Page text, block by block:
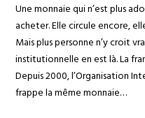
Une monnaie qui n’est plus
acheter. Elle circule encore,
Mais plus personne n’y croit
institutionnelle en est là. La
Depuis 2000, l’Organisation
frappe la même monnaie…